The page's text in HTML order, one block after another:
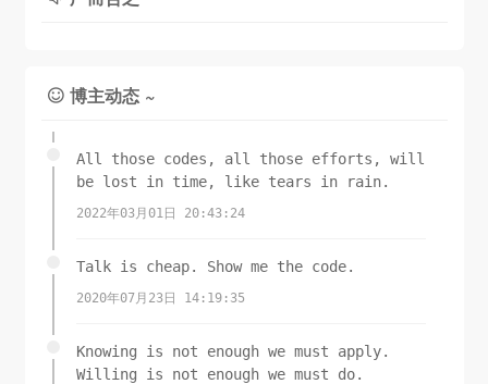
 博主动态 ~
All those codes, all those efforts, will
be lost in time, like tears in rain.
2022年03月01日 20:43:24
Talk is cheap. Show me the code.
2020年07月23日 14:19:35
Knowing is not enough we must apply.
Willing is not enough we must do.